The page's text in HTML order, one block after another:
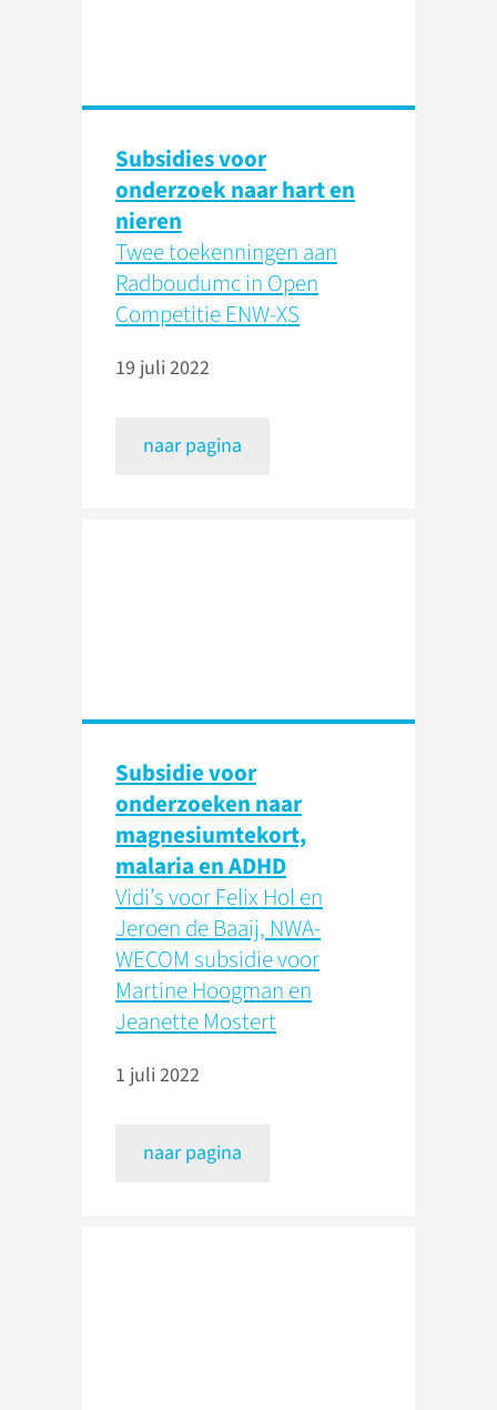
Subsidies voor
onderzoek naar hart en
nieren
Twee toekenningen aan
Radboudumc in Open
Competitie ENW-XS
19 juli 2022
naar pagina
Subsidie voor
onderzoeken naar
magnesiumtekort,
malaria en ADHD
Vidi’s voor Felix Hol en
Jeroen de Baaij, NWA-
WECOM subsidie voor
Martine Hoogman en
Jeanette Mostert
1 juli 2022
naar pagina